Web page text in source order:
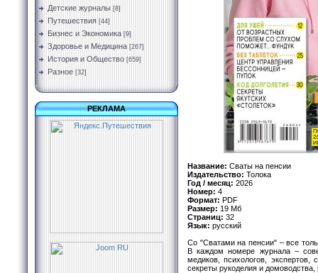
Детские журналы [8]
Путешествия [44]
Бизнес и Экономика [9]
Здоровье и Медицина [267]
История и Общество [659]
Разное [32]
РЕКЛАМА
Название: Сваты на пенсии
Издательство: Толока
Год / месяц: 2026
Номер: 4
Формат: PDF
Размер: 19 Мб
Cтраниц: 32
Язык: русский
Со "Сватами на пенсии" – все
В каждом номере журнала –
медиков, психологов, экспертов,
секреты рукоделия и домоводства,